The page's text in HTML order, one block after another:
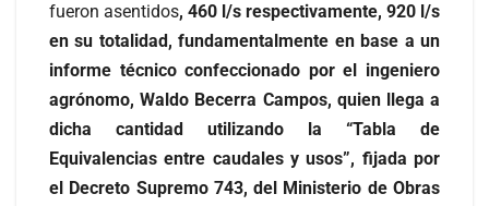
fueron asentidos, 460 l/s respectivamente, 920 l/s
en su totalidad, fundamentalmente en base a un
informe técnico confeccionado por el ingeniero
agrónomo, Waldo Becerra Campos, quien llega a
dicha cantidad utilizando la “Tabla de
Equivalencias entre caudales y usos”, fijada por
el Decreto Supremo 743, del Ministerio de Obras